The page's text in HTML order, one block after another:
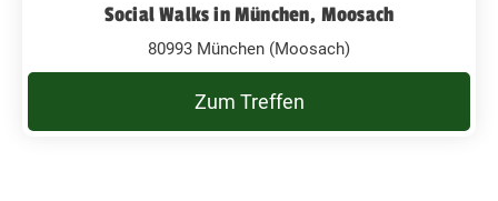
Social Walks in München, Moosach
80993 München (Moosach)
Zum Treffen